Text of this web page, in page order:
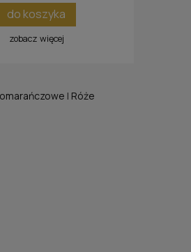
do koszyka
zobacz więcej
| Róże